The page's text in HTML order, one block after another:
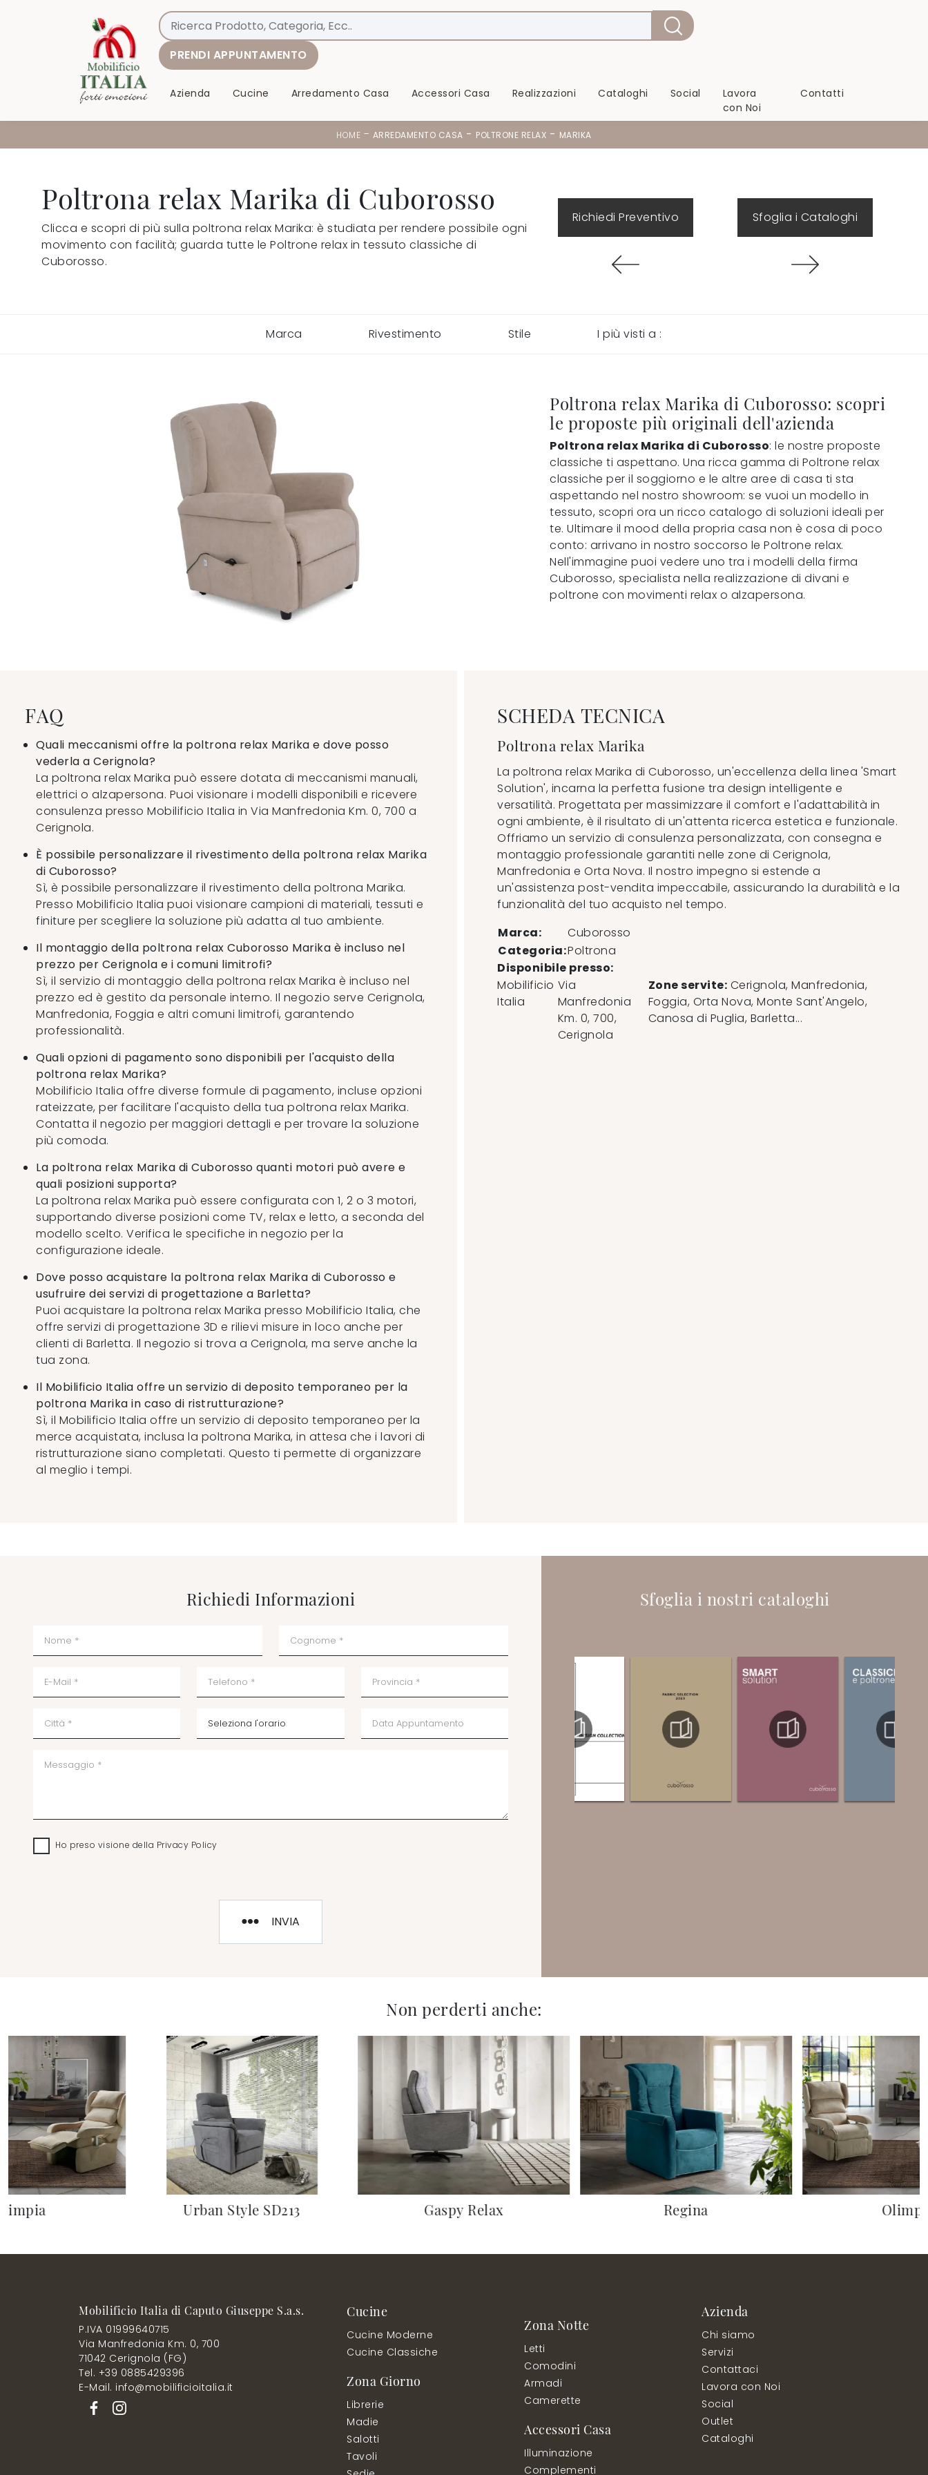
PRENDI APPUNTAMENTO
Azienda Cucine Arredamento Casa Accessori Casa Realizzazioni Cataloghi Social
Lavora
con Noi
Contatti
HOME - ARREDAMENTO CASA - POLTRONE RELAX - MARIKA
Poltrona relax Marika di Cuborosso
Clicca e scopri di più sulla poltrona relax Marika: è studiata per rendere possibile ogni
movimento con facilità; guarda tutte le Poltrone relax in tessuto classiche di
Cuborosso.
Richiedi Preventivo Sfoglia i Cataloghi
Marca Rivestimento Stile I più visti a :
Poltrona relax Marika di Cuborosso: scopri
le proposte più originali dell'azienda
Poltrona relax Marika di Cuborosso: le nostre proposte
classiche ti aspettano. Una ricca gamma di Poltrone relax
classiche per il soggiorno e le altre aree di casa ti sta
aspettando nel nostro showroom: se vuoi un modello in
tessuto, scopri ora un ricco catalogo di soluzioni ideali per
te. Ultimare il mood della propria casa non è cosa di poco
conto: arrivano in nostro soccorso le Poltrone relax.
Nell'immagine puoi vedere uno tra i modelli della firma
Cuborosso, specialista nella realizzazione di divani e
poltrone con movimenti relax o alzapersona.
FAQ
Quali meccanismi offre la poltrona relax Marika e dove posso
vederla a Cerignola?
La poltrona relax Marika può essere dotata di meccanismi manuali,
elettrici o alzapersona. Puoi visionare i modelli disponibili e ricevere
consulenza presso Mobilificio Italia in Via Manfredonia Km. 0, 700 a
Cerignola.
È possibile personalizzare il rivestimento della poltrona relax Marika
di Cuborosso?
Sì, è possibile personalizzare il rivestimento della poltrona Marika.
Presso Mobilificio Italia puoi visionare campioni di materiali, tessuti e
finiture per scegliere la soluzione più adatta al tuo ambiente.
Il montaggio della poltrona relax Cuborosso Marika è incluso nel
prezzo per Cerignola e i comuni limitrofi?
Sì, il servizio di montaggio della poltrona relax Marika è incluso nel
prezzo ed è gestito da personale interno. Il negozio serve Cerignola,
Manfredonia, Foggia e altri comuni limitrofi, garantendo
professionalità.
Quali opzioni di pagamento sono disponibili per l'acquisto della
poltrona relax Marika?
Mobilificio Italia offre diverse formule di pagamento, incluse opzioni
rateizzate, per facilitare l'acquisto della tua poltrona relax Marika.
Contatta il negozio per maggiori dettagli e per trovare la soluzione
più comoda.
La poltrona relax Marika di Cuborosso quanti motori può avere e
quali posizioni supporta?
La poltrona relax Marika può essere configurata con 1, 2 o 3 motori,
supportando diverse posizioni come TV, relax e letto, a seconda del
modello scelto. Verifica le specifiche in negozio per la
configurazione ideale.
Dove posso acquistare la poltrona relax Marika di Cuborosso e
usufruire dei servizi di progettazione a Barletta?
Puoi acquistare la poltrona relax Marika presso Mobilificio Italia, che
offre servizi di progettazione 3D e rilievi misure in loco anche per
clienti di Barletta. Il negozio si trova a Cerignola, ma serve anche la
tua zona.
Il Mobilificio Italia offre un servizio di deposito temporaneo per la
poltrona Marika in caso di ristrutturazione?
Sì, il Mobilificio Italia offre un servizio di deposito temporaneo per la
merce acquistata, inclusa la poltrona Marika, in attesa che i lavori di
ristrutturazione siano completati. Questo ti permette di organizzare
al meglio i tempi.
SCHEDA TECNICA
Poltrona relax Marika
La poltrona relax Marika di Cuborosso, un'eccellenza della linea 'Smart
Solution', incarna la perfetta fusione tra design intelligente e
versatilità. Progettata per massimizzare il comfort e l'adattabilità in
ogni ambiente, è il risultato di un'attenta ricerca estetica e funzionale.
Offriamo un servizio di consulenza personalizzata, con consegna e
montaggio professionale garantiti nelle zone di Cerignola,
Manfredonia e Orta Nova. Il nostro impegno si estende a
un'assistenza post-vendita impeccabile, assicurando la durabilità e la
funzionalità del tuo acquisto nel tempo.
Marca:
Cuborosso
Categoria:Poltrona
Disponibile presso:
Mobilificio
Italia
Via
Manfredonia
Km. 0, 700,
Cerignola
Zone servite: Cerignola, Manfredonia,
Foggia, Orta Nova, Monte Sant'Angelo,
Canosa di Puglia, Barletta...
Sfoglia i nostri cataloghi
Richiedi Informazioni
Ho preso visione della Privacy Policy
INVIA
Non perderti anche:
Urban Style SD213 Gaspy Relax Regina
Mobilificio Italia di Caputo Giuseppe S.a.s.
P.IVA 01999640715
Via Manfredonia Km. 0, 700
71042 Cerignola (FG)
Tel. +39 0885429396
E-Mail. info@mobilificioitalia.it
Cucine
Cucine Moderne
Cucine Classiche
Zona Giorno
Librerie
Madie
Salotti
Tavoli
Zona Notte
Letti
Comodini
Armadi
Camerette
Accessori Casa
Illuminazione
Complementi
Azienda
Chi siamo
Servizi
Contattaci
Lavora con Noi
Social
Outlet
Cataloghi